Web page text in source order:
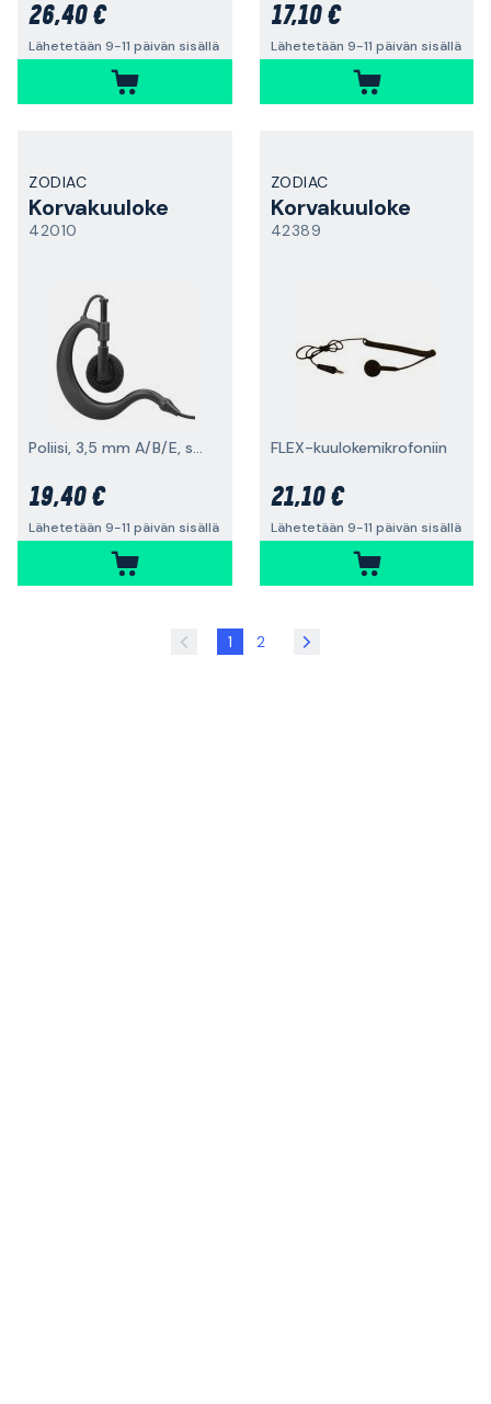
26,40 €
Lähetetään 9-11 päivän sisällä
17,10 €
Lähetetään 9-11 päivän sisällä
ZODIAC
Korvakuuloke
42010
Poliisi, 3,5 mm A/B/E, suora liitin
19,40 €
Lähetetään 9-11 päivän sisällä
ZODIAC
Korvakuuloke
42389
FLEX-kuulokemikrofoniin
21,10 €
Lähetetään 9-11 päivän sisällä
1 2